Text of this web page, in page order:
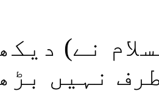
نے)
نہیں